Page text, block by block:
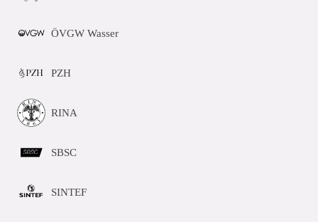
ÖVGW Wasser
PZH
RINA
SBSC
SINTEF